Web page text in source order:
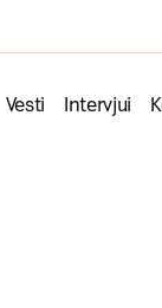
Vesti Intervjui